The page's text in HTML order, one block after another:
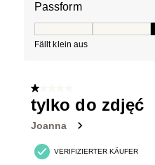
Passform
Fällt klein aus
1 von 5 Sternen.
tylko do zdjęć
Joanna
VERIFIZIERTER KÄUFER